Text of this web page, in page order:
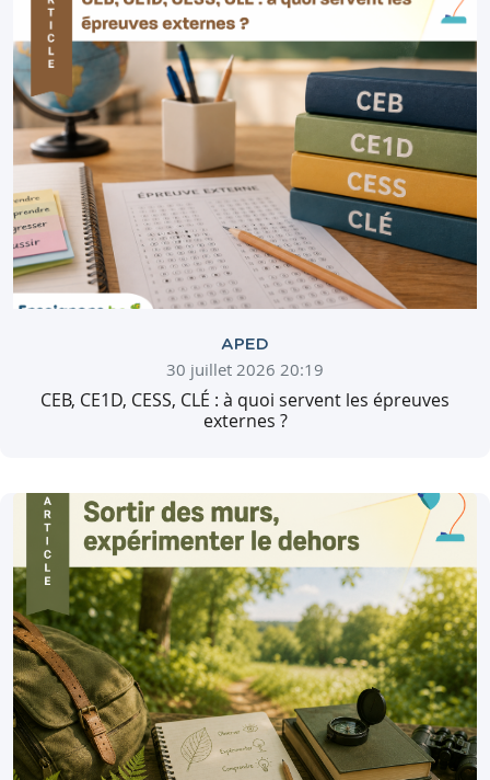
APED
30 juillet 2026 20:19
CEB, CE1D, CESS, CLÉ : à quoi servent les épreuves
externes ?